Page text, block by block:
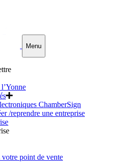
Menu
ChamberSign
/reprendre une entreprise
point de vente